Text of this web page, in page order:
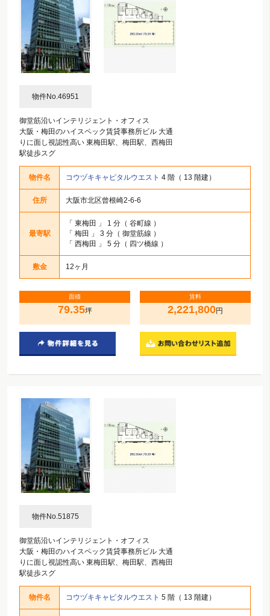
物件No.46951
御堂筋沿いインテリジェント・オフィス
大阪・梅田のハイスペック賃貸事務所ビル 大通
りに面し視認性高い 東梅田駅、梅田駅、西梅田
駅徒歩スグ
物件名 コウヅキキャピタルウエスト 4 階（ 13 階建）
住所 大阪市北区曾根崎2-6-6
最寄駅
「 東梅田
」 1 分（ 谷町線 ）
「 梅田
」 3 分（ 御堂筋線 ）
「 西梅田 」 5 分（ 四ツ橋線 ）
敷金 12ヶ月
面積
79.35坪
賃料
2,221,800円
物件No.51875
御堂筋沿いインテリジェント・オフィス
大阪・梅田のハイスペック賃貸事務所ビル 大通
りに面し視認性高い 東梅田駅、梅田駅、西梅田
駅徒歩スグ
物件名 コウヅキキャピタルウエスト 5 階（ 13 階建）